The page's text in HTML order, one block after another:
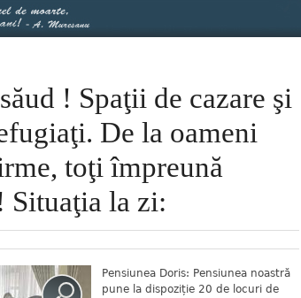
! Spaţii de cazare şi
De la oameni
toţi împreună
la zi:
Pensiunea Doris: Pensiunea noastră
pune la dispoziție 20 de locuri de